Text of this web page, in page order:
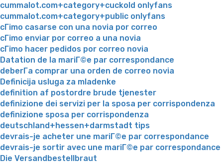
cummalot.com+category+cuckold onlyfans
cummalot.com+category+public onlyfans
cГіmo casarse con una novia por correo
cГіmo enviar por correo a una novia
cГіmo hacer pedidos por correo novia
Datation de la mariГ©e par correspondance
deberГ­a comprar una orden de correo novia
Definicija usluga za mladenke
definition af postordre brude tjenester
definizione dei servizi per la sposa per corrispondenza
definizione sposa per corrispondenza
deutschland+hessen+darmstadt tips
devrais-je acheter une mariГ©e par correspondance
devrais-je sortir avec une mariГ©e par correspondance
Die Versandbestellbraut